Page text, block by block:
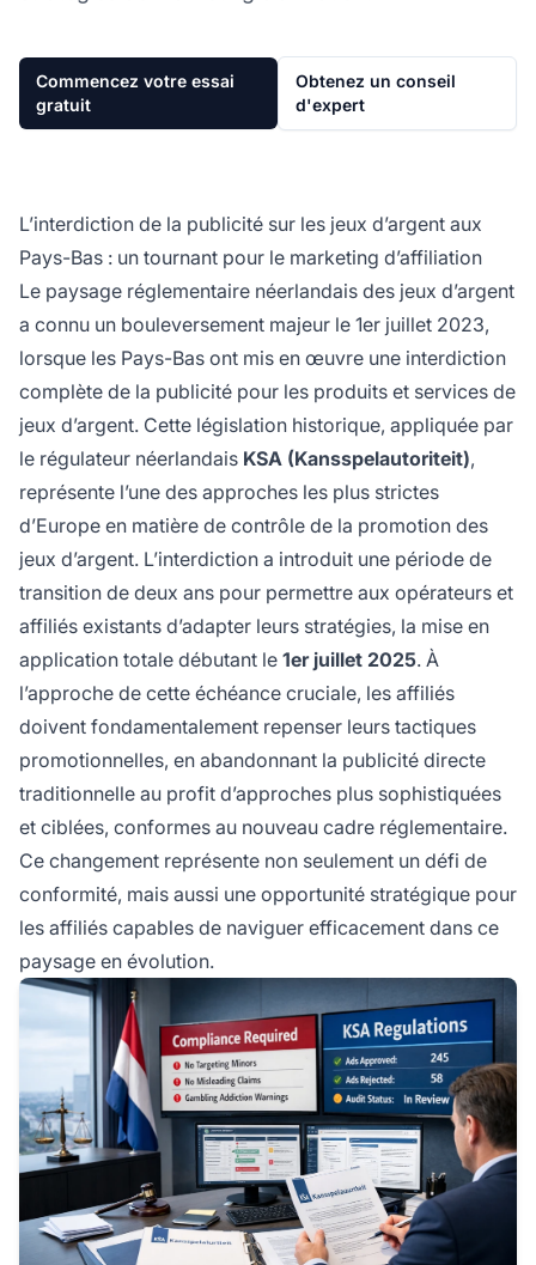
Commencez votre essai
gratuit
Obtenez un conseil
d'expert
L’interdiction de la publicité sur les jeux d’argent aux
Pays-Bas : un tournant pour le marketing d’affiliation
Le paysage réglementaire néerlandais des jeux d’argent
a connu un bouleversement majeur le 1er juillet 2023,
lorsque les Pays-Bas ont mis en œuvre une interdiction
complète de la publicité pour les produits et services de
jeux d’argent. Cette législation historique, appliquée par
le régulateur néerlandais KSA (Kansspelautoriteit),
représente l’une des approches les plus strictes
d’Europe en matière de contrôle de la promotion des
jeux d’argent. L’interdiction a introduit une période de
transition de deux ans pour permettre aux opérateurs et
affiliés existants d’adapter leurs stratégies, la mise en
application totale débutant le 1er juillet 2025. À
l’approche de cette échéance cruciale, les affiliés
doivent fondamentalement repenser leurs tactiques
promotionnelles, en abandonnant la publicité directe
traditionnelle au profit d’approches plus sophistiquées
et ciblées, conformes au nouveau cadre réglementaire.
Ce changement représente non seulement un défi de
conformité, mais aussi une opportunité stratégique pour
les affiliés capables de naviguer efficacement dans ce
paysage en évolution.